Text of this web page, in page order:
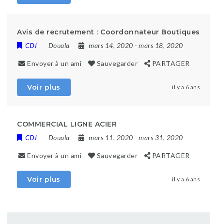
Avis de recrutement : Coordonnateur Boutiques
CDI Douala mars 14, 2020 - mars 18, 2020
Envoyer à un ami Sauvegarder PARTAGER
Voir plus il y a 6 ans
COMMERCIAL LIGNE ACIER
CDI Douala mars 11, 2020 - mars 31, 2020
Envoyer à un ami Sauvegarder PARTAGER
Voir plus il y a 6 ans